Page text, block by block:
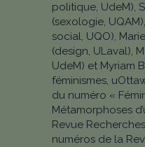
politique, UdeM),
(sexologie,
social, UQO),
(design, ULaval),
UdeM) et Myriam
féminismes,
du numéro «
Métamorphoses
Revue
numéros de la